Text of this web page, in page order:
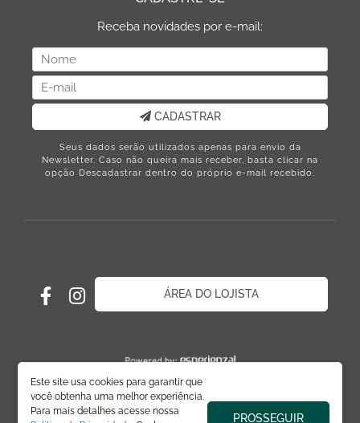
Este site usa cookies para garantir que
você obtenha uma melhor experiência.
Para mais detalhes acesse nossa
PROSSEGUIR
Receba novidades por e-mail:
CADASTRAR
Seus dados serão utilizados apenas para envio da
Newsletter. Caso não queira mais receber, basta clicar na
opção Descadastrar dentro do próprio e-mail recebido.
ÁREA DO LOJISTA